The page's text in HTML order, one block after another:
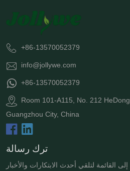
+86-13570052379
info@jollywe.com
+86-13570052379
Room 101-A115, No. 212
Guangzhou City, China
ترك رسالة